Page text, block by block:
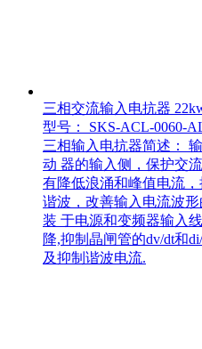
三相交流输入电抗器
型号： SKS-ACL-0060-
三相输入电抗器简述：
动 器的输入侧，保护交
有降低浪涌和峰值电流
谐波，改善输入电流波
装 于电源和变频器输入
降,抑制晶闸管的dv/dt和
及抑制谐波电流.